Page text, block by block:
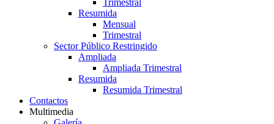
Trimestral
Resumida
Mensual
Trimestral
Sector Público Restringido
Ampliada
Ampliada Trimestral
Resumida
Resumida Trimestral
Contactos
Multimedia